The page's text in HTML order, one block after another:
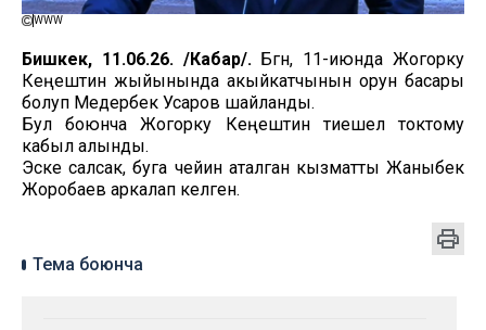
WWW
Бишкек, 11.06.26. /Кабар/.Бүгүн, 11-июнда Жогорку
Кеңештин жыйынында акыйкатчынын орун басары
болуп Медербек Усаров шайланды.
Бул боюнча Жогорку Кеңештин тиешелүү токтому
кабыл алынды.
Эске салсак, буга чейин аталган кызматты Жаныбек
Жоробаев аркалап келген.
Тема боюнча